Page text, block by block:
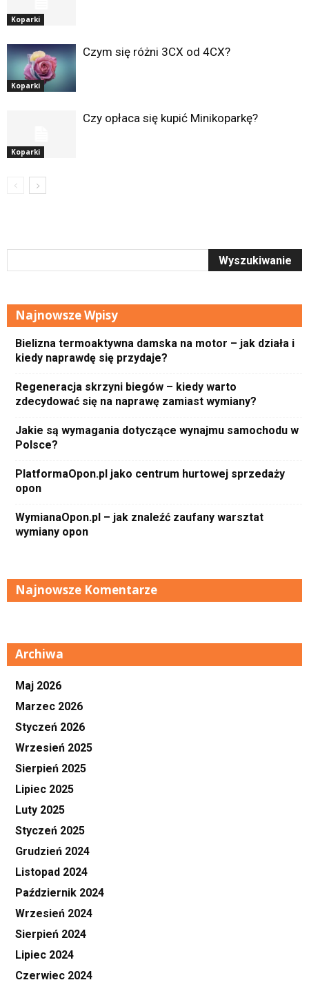
Koparki
Koparki
Czym się różni 3CX od 4CX?
Koparki
Czy opłaca się kupić Minikoparkę?
Najnowsze Wpisy
Bielizna termoaktywna damska na motor – jak działa i
kiedy naprawdę się przydaje?
Regeneracja skrzyni biegów – kiedy warto
zdecydować się na naprawę zamiast wymiany?
Jakie są wymagania dotyczące wynajmu samochodu w
Polsce?
PlatformaOpon.pl jako centrum hurtowej sprzedaży
opon
WymianaOpon.pl – jak znaleźć zaufany warsztat
wymiany opon
Najnowsze Komentarze
Archiwa
Maj 2026
Marzec 2026
Styczeń 2026
Wrzesień 2025
Sierpień 2025
Lipiec 2025
Luty 2025
Styczeń 2025
Grudzień 2024
Listopad 2024
Październik 2024
Wrzesień 2024
Sierpień 2024
Lipiec 2024
Czerwiec 2024